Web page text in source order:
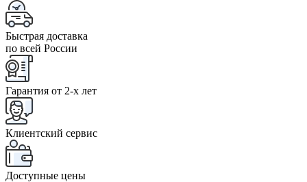
Быстрая доставка
по всей России
Гарантия от 2-x лет
Клиентский сервис
Доступные цены